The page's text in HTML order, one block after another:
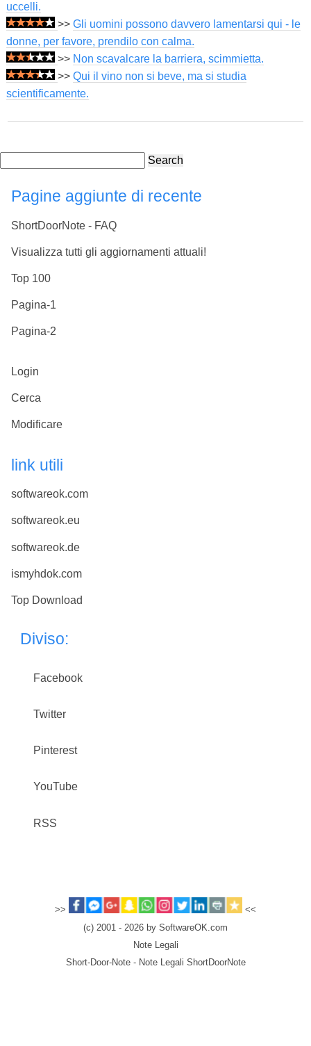
uccelli.
>> Gli uomini possono davvero lamentarsi qui - le
donne, per favore, prendilo con calma.
>> Non scavalcare la barriera, scimmietta.
>> Qui il vino non si beve, ma si studia
scientificamente.
Search
Pagine aggiunte di recente
ShortDoorNote - FAQ
Visualizza tutti gli aggiornamenti attuali!
Top 100
Pagina-1
Pagina-2
Login
Cerca
Modificare
link utili
softwareok.com
softwareok.eu
softwareok.de
ismyhdok.com
Top Download
Diviso:
Facebook
Twitter
Pinterest
YouTube
RSS
>>
<<
(c) 2001 - 2026 by SoftwareOK.com
Note Legali
Short-Door-Note - Note Legali ShortDoorNote